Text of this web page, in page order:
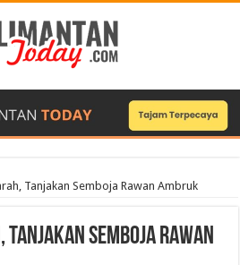
Tanjakan Semboja Rawan Ambruk
Semboja Rawan